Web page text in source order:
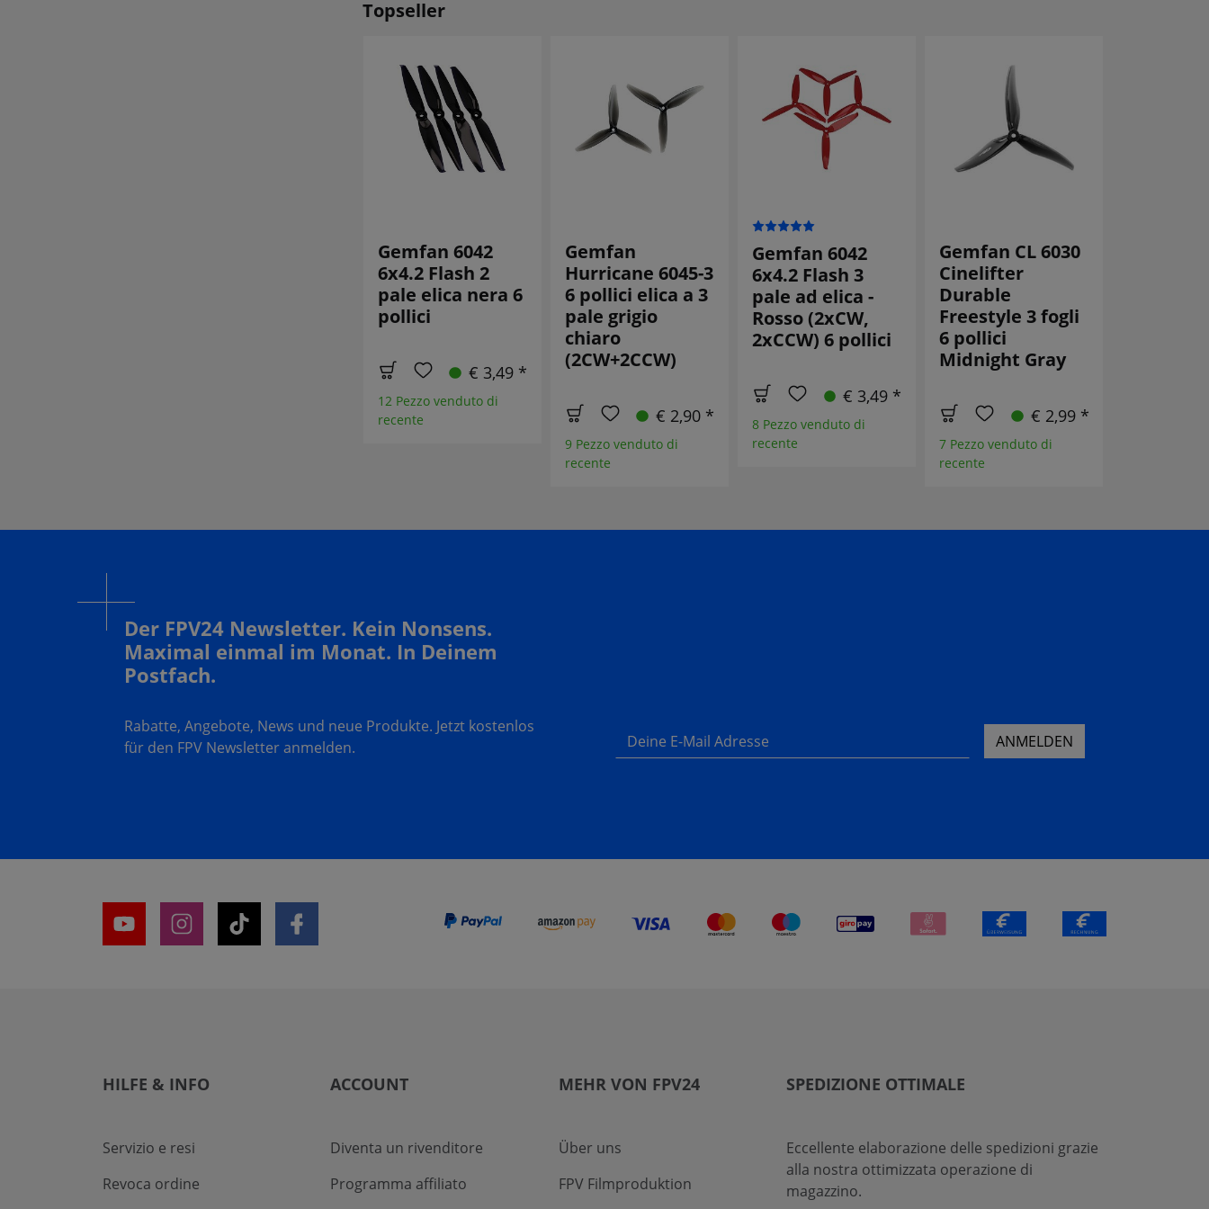
Topseller
Gemfan 6042
6x4.2 Flash 2
pale elica nera 6
pollici
€ 3,49 *
12 Pezzo venduto di
recente
Gemfan
Hurricane 6045-3
6 pollici elica a 3
pale grigio
chiaro
(2CW+2CCW)
€ 2,90 *
9 Pezzo venduto di
recente
Gemfan 6042
6x4.2 Flash 3
pale ad elica -
Rosso (2xCW,
2xCCW) 6 pollici
€ 3,49 *
8 Pezzo venduto di
recente
Gemfan CL 6030
Cinelifter
Durable
Freestyle 3 fogli
6 pollici
Midnight Gray
€ 2,99 *
7 Pezzo venduto di
recente
Der FPV24 Newsletter. Kein Nonsens.
Maximal einmal im Monat. In Deinem
Postfach.
Rabatte, Angebote, News und neue Produkte. Jetzt kostenlos
für den FPV Newsletter anmelden.
Deine E-Mail Adresse ANMELDEN
HILFE & INFO
Servizio e resi
Revoca ordine
ACCOUNT
Diventa un rivenditore
Programma affiliato
MEHR VON FPV24
Über uns
FPV Filmproduktion
SPEDIZIONE OTTIMALE
Eccellente elaborazione delle spedizioni grazie
alla nostra ottimizzata operazione di
magazzino.